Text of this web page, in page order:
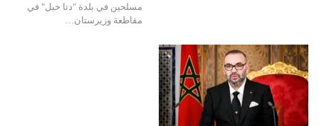
مسلحين في بلدة "دتا خيل" في
مقاطعة وزيرستان…